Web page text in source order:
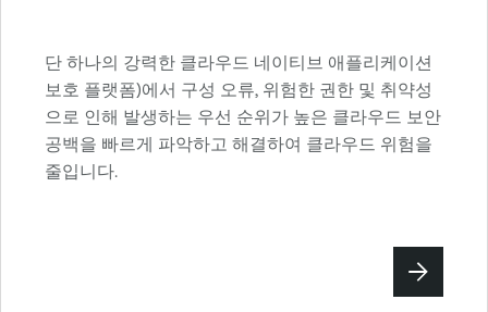
단 하나의 강력한 클라우드 네이티브 애플리케이션
보호 플랫폼)에서 구성 오류, 위험한 권한 및 취약성
으로 인해 발생하는 우선 순위가 높은 클라우드 보안
공백을 빠르게 파악하고 해결하여 클라우드 위험을
줄입니다.